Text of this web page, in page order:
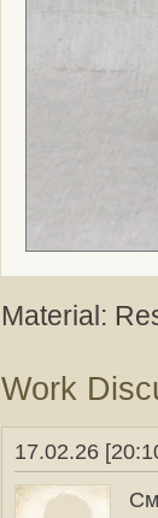
Material:
Work
17.02.26